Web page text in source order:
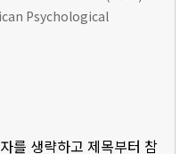
Psychological
를 생략하고 제목부터 참